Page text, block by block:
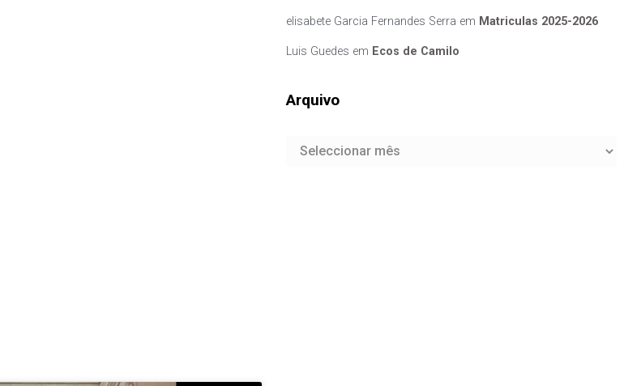
elisabete Garcia Fernandes Serra em Matriculas 2025-2026
Luis Guedes em Ecos de Camilo
Arquivo
Arquivo